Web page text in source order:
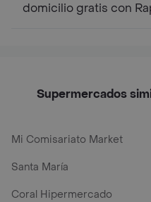
domicilio gratis con
Supermercados
Mi Comisariato Market
Santa María
Coral Hipermercado